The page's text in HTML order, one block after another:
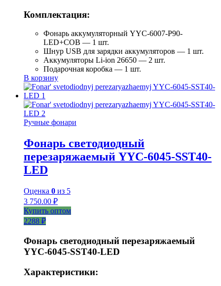
Комплектация:
Фонарь аккумуляторный YYC-6007-P90-
LED+COB — 1 шт.
Шнур USB для зарядки аккумуляторов — 1 шт.
Аккумуляторы Li-ion 26650 — 2 шт.
Подарочная коробка — 1 шт.
В корзину
Ручные фонари
Фонарь светодиодный
перезаряжаемый YYC-6045-SST40-
LED
Оценка 0 из 5
3 750.00 ₽
Купить оптом
2288 ₽
Фонарь светодиодный перезаряжаемый
YYC-6045-SST40-LED
Характеристики: